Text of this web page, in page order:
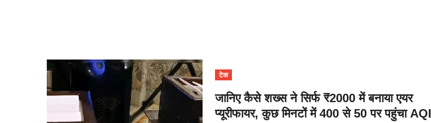
टेक
जानिए कैसे शख्स ने सिर्फ ₹2000 में बनाया एयर
प्यूरीफायर, कुछ मिनटों में 400 से 50 पर पहुंचा AQI